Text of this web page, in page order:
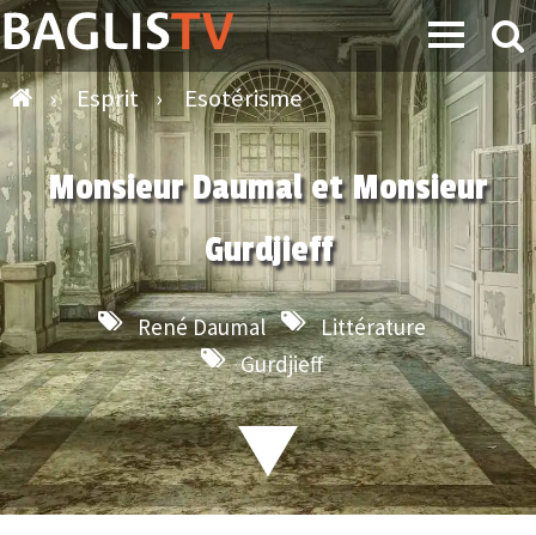
› Esprit › Esotérisme
Monsieur Daumal et Monsieur
Gurdjieff
René Daumal
Littérature
Gurdjieff